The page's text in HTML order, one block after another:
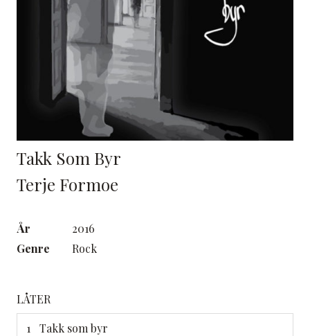
Takk Som Byr
Terje Formoe
År
2016
Genre
Rock
LÅTER
Takk som byr